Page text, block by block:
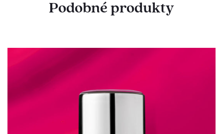
Podobné produkty